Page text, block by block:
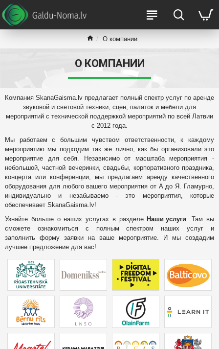
О компании
О КОМПАНИИ
Компания SkanaGaisma.lv предлагает полный спектр услуг по аренде
звуковой и световой техники, сцен, палаток и мебели для
мероприятий с технической поддержкой мероприятий по всей Латвии
с 2012 года.
Мы работаем с большим чувством ответственности, к каждому
мероприятию мы подходим так же лично, как бы организовали это
мероприятие для себя. Независимо от масштаба мероприятия -
небольшой, частной вечеринки, свадьбы, корпоративного праздника,
концерта или конференции, мы предлагаем аренду качественного
оборудования для любого вашего мероприятия от А до Я. Гламурно,
индивидуально и незабываемо - это мероприятия, которые
обеспечивает SkanaGaisma.lv!
Узнайте больше о наших услугах в разделе Наши услуги. Там вы
сможете ознакомиться с полным спектром наших услуг и
заполнить форму заявки на ваше мероприятие. И мы создадим
лучшее предложение для вас!